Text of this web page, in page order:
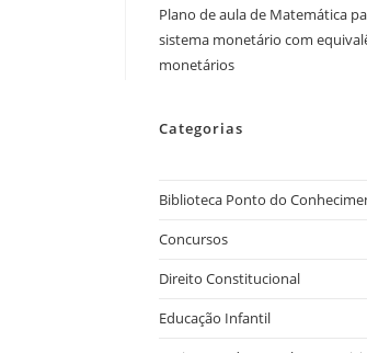
Plano de aula de Matemática
sistema monetário com
monetários
Categorias
Biblioteca Ponto do
Concursos
Direito Constitucional
Educação Infantil